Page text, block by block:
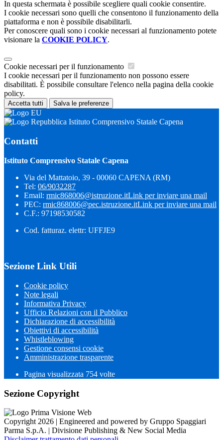
In questa schermata è possibile scegliere quali cookie consentire.
I cookie necessari sono quelli che consentono il funzionamento della
piattaforma e non è possibile disabilitarli.
Per conoscere quali sono i cookie necessari al funzionamento potete
visionare la COOKIE POLICY.
Cookie necessari per il funzionamento
I cookie necessari per il funzionamento non possono essere
disabilitati. È possibile consultare l'elenco nella pagina della cookie
policy.
Accetta tutti Salva le preferenze
Istituto Comprensivo Statale Capena
Contatti
Istituto Comprensivo Statale Capena
Via del Mattatoio, 39 - 00060 CAPENA (RM)
Tel: 06/9032287
Email: rmic868006@istruzione.itLink per inviare una mail
PEC: rmic868006@pec.istruzione.itLink per inviare una mail
C.F.: 97198530582
Cod. fatturaz. elettr: UFFJE9
Sezione Link Utili
Cookie policy
Note legali
Informativa Privacy
Ufficio Relazioni con il Pubblico
Dichiarazione di accessibilità
Obiettivi di accessibilità
Whistleblowing
Gestione consensi cookie
Amministrazione trasparente
Pagina visualizzata 754 volte
Sezione Copyright
Copyright 2026 | Engineered and powered by Gruppo Spaggiari
Parma S.p.A. | Divisione Publishing & New Social Media